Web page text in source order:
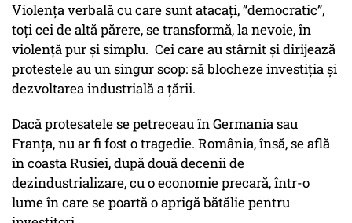
Violența verbală cu care sunt atacați, ”democratic”,
toți cei de altă părere, se transformă, la nevoie, în
violență pur și simplu. Cei care au stârnit și dirijează
protestele au un singur scop: să blocheze investiția și
dezvoltarea industrială a țării.
Dacă protesatele se petreceau în Germania sau
Franța, nu ar fi fost o tragedie. România, însă, se află
în coasta Rusiei, după două decenii de
dezindustrializare, cu o economie precară, într-o
lume în care se poartă o aprigă bătălie pentru